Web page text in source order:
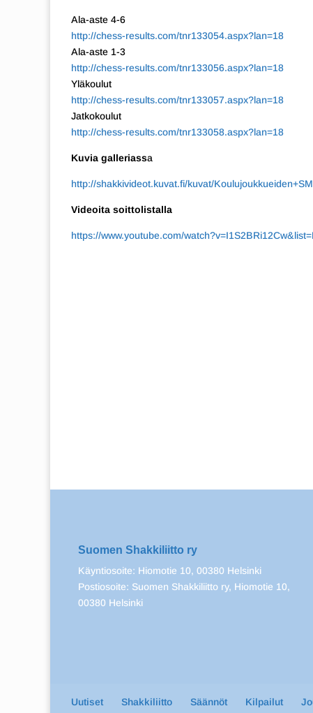
Ala-aste 4-6
http://chess-results.com/tnr133054.aspx?lan=18
Ala-aste 1-3
http://chess-results.com/tnr133056.aspx?lan=18
Yläkoulut
http://chess-results.com/tnr133057.aspx?lan=18
Jatkokoulut
http://chess-results.com/tnr133058.aspx?lan=18
Kuvia galleriassa
http://shakkivideot.kuvat.fi/kuvat/
Videoita soittolistalla
https://www.youtube.com/
Suomen Shakkiliitto ry
Käyntiosoite: Hiomotie 10, 00380 Helsinki
Postiosoite: Suomen Shakkiliitto ry, Hiomotie 10,
00380 Helsinki
Uutiset Shakkiliitto Säännöt Kilpailut